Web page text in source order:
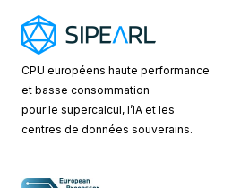
CPU européens haute performance
et basse consommation
pour le supercalcul, l’IA et les
centres de données souverains.